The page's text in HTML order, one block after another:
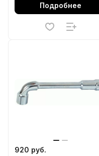
Подробнее
920 руб.